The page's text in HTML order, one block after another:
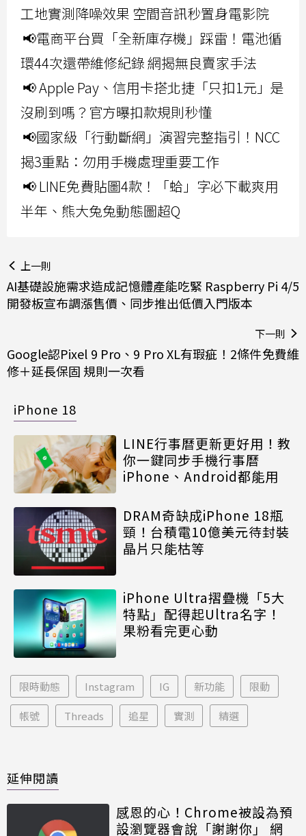
工地實測降噪效果 空間音訊秒置身電影院
📢電商平台買「全新庫存機」踩雷！電池循
環44次還帶維修紀錄 網揭無良賣家手法
📢 Apple Pay、信用卡搭北捷「只扣1元」是
沒刷到嗎？官方曝扣款規則秒懂
📢國家級「行動斷網」演習完整指引！NCC
揭3重點：勿用手機處理重要工作
📢 LINE免費貼圖4款！「蛤」字必下載爽用
半年、熊大兔兔動態圖超Q
上一則
AI基礎設施需求造成記憶體產能吃緊 Raspberry Pi 4/5
開發板宣布調漲售價、同步推出低價入門版本
下一則
Google認Pixel 9 Pro、9 Pro XL有瑕疵！2條件免費維
修＋延長保固 規則一次看
iPhone 18
LINE行事曆更新更好用！教
你一鍵同步手機行事曆
iPhone、Android都能用
DRAM奇缺成iPhone 18瓶
頸！台積電10億美元待封裝
晶片只能枯等
iPhone Ultra摺疊機「5大
特點」配得起Ultra名字！
果粉看完更心動
限時動態 Instagram IG 新功能 限動
帳號 Threads 追星 實測 精選
延伸閱讀
感恩的心！Chrome被設為預
設瀏覽器會說「謝謝你」 網